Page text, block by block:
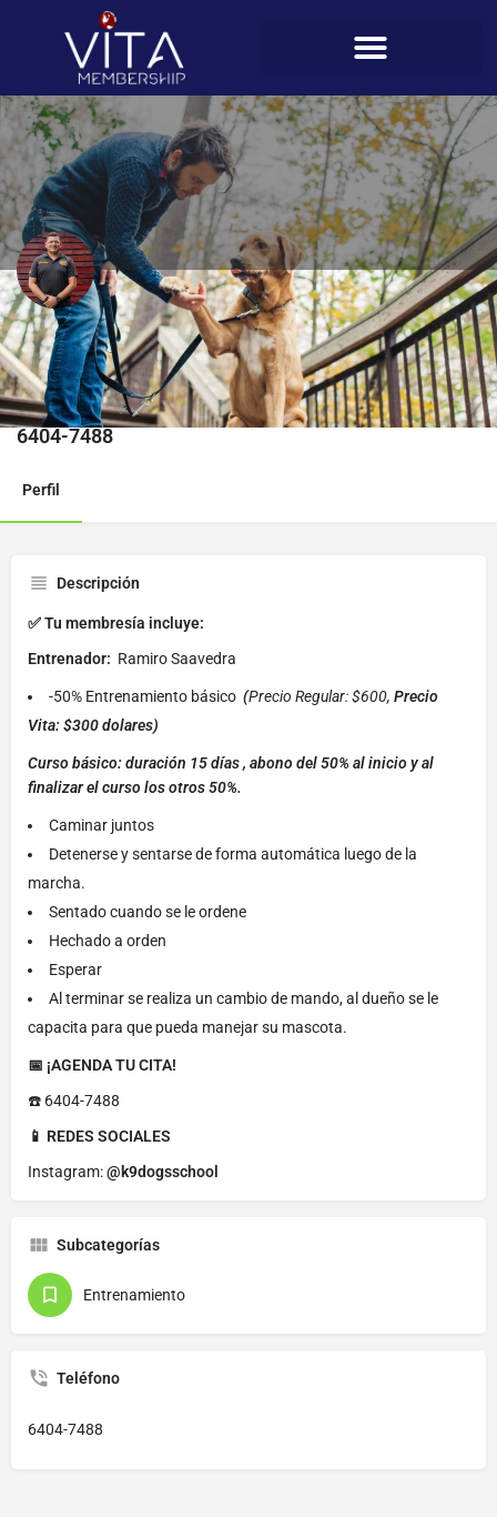
Ramiro Saavedra (Entrenador de
dogs School K9 Security)
Teléfono
6404-7488
Perfil
Descripción
✅ Tu membresía incluye:
Entrenador: Ramiro Saavedra
-50% Entrenamiento básico (Precio Regular: $600, Precio
Vita: $300 dolares)
Curso básico: duración 15 días , abono del 50% al inicio y al
finalizar el curso los otros 50%.
Caminar juntos
Detenerse y sentarse de forma automática luego de la
marcha.
Sentado cuando se le ordene
Hechado a orden
Esperar
Al terminar se realiza un cambio de mando, al dueño se le
capacita para que pueda manejar su mascota.
📅 ¡AGENDA TU CITA!
☎️ 6404-7488
📱 REDES SOCIALES
Instagram:@k9dogsschool
Subcategorías
Entrenamiento
Teléfono
6404-7488